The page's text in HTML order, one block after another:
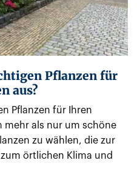
Pflanzen für
aus?
Pflanzen für Ihren
mehr als nur um schöne
zu wählen, die zur
örtlichen Klima und